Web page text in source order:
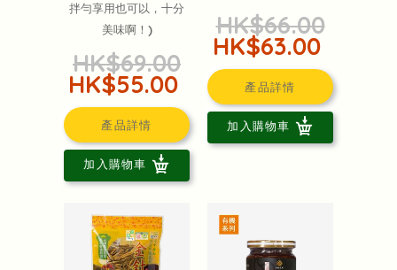
拌勻享用也可以，十分
美味啊！)
HK$69.00
HK$55.00
產品詳情
加入購物車
HK$66.00
HK$63.00
產品詳情
加入購物車